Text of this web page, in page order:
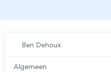
Ben Dehoux
Algemeen